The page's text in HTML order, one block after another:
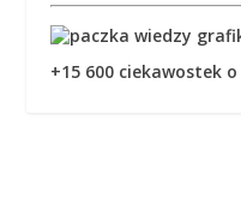
+15 600 ciekawostek